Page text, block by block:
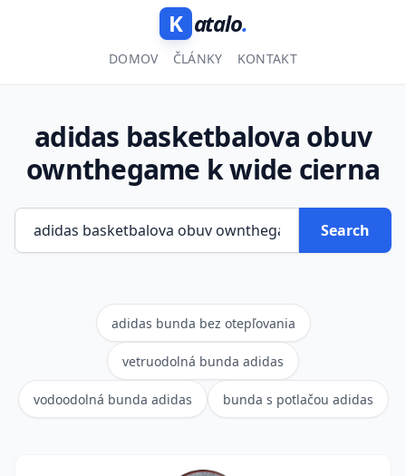
K atalo.
DOMOV ČLÁNKY KONTAKT
adidas basketbalova obuv
ownthegame k wide cierna
Search
adidas bunda bez otepľovania
vetruodolná bunda adidas
vodoodolná bunda adidas bunda s potlačou adidas